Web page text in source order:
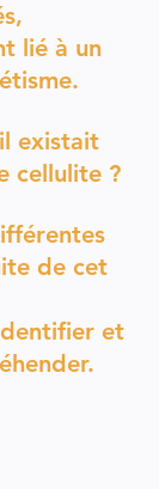
lié à un
existait
cellulite ?
de cet
et